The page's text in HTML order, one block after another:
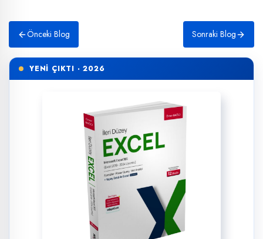
Önceki Blog Sonraki Blog
YENİ ÇIKTI · 2026